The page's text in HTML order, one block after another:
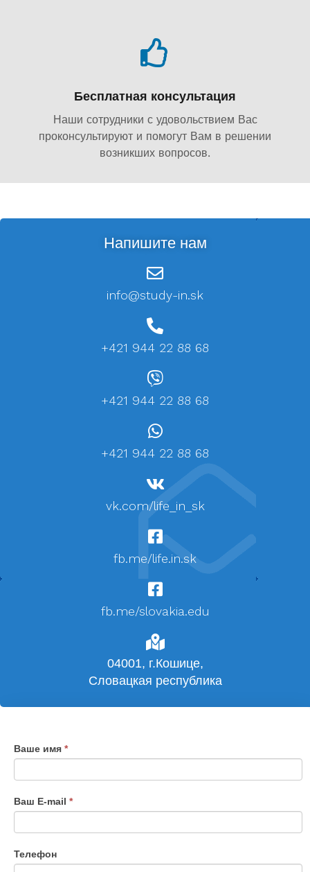
Бесплатная консультация
Наши сотрудники с удовольствием Вас
проконсультируют и помогут Вам в решении
возникших вопросов.
Напишите нам
info@study-in.sk
+421 944 22 88 68
+421 944 22 88 68
+421 944 22 88 68
vk.com/life_in_sk
fb.me/life.in.sk
fb.me/slovakia.edu
04001, г.Кошице,
Словацкая республика
Contact
Us
If
are
human,
leave
this
field
blank.
Ваше имя *
Ваш E-mail *
Телефон